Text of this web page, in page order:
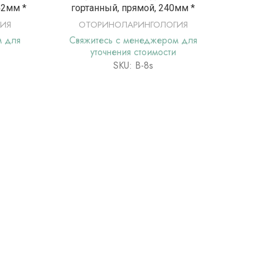
*
для
гортанный, прямой, 240мм *
ОТОРИНОЛАРИНГОЛОГИЯ
Свяжитесь с менеджером для
уточнения стоимости
SKU: В-8s